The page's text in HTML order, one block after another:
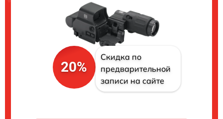
20%
Скидка по
предварительной
записи на сайте